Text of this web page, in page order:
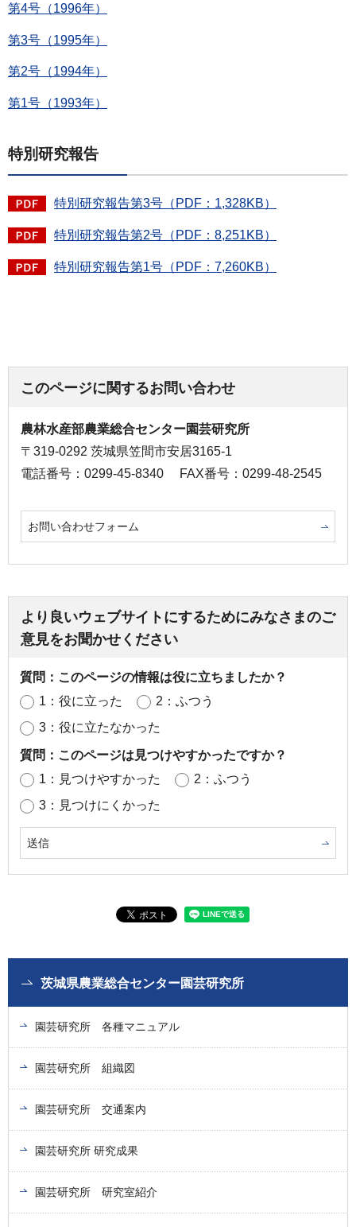
第4号（1996年）
第3号（1995年）
第2号（1994年）
第1号（1993年）
特別研究報告
特別研究報告第3号（PDF：1,328KB）
特別研究報告第2号（PDF：8,251KB）
特別研究報告第1号（PDF：7,260KB）
このページに関するお問い合わせ
農林水産部農業総合センター園芸研究所
〒319-0292 茨城県笠間市安居3165-1
電話番号：0299-45-8340
FAX番号：0299-48-2545
お問い合わせフォーム
より良いウェブサイトにするためにみなさまのご
意見をお聞かせください
質問：このページの情報は役に立ちましたか？
1：役に立った
2：ふつう
3：役に立たなかった
質問：このページは見つけやすかったですか？
1：見つけやすかった
2：ふつう
3：見つけにくかった
茨城県農業総合センター園芸研究所
園芸研究所 各種マニュアル
園芸研究所 組織図
園芸研究所 交通案内
園芸研究所 研究成果
園芸研究所 研究室紹介